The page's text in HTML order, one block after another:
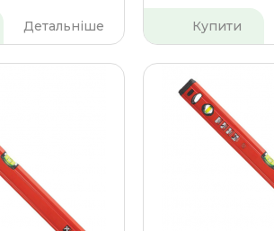
Детальніше Купити